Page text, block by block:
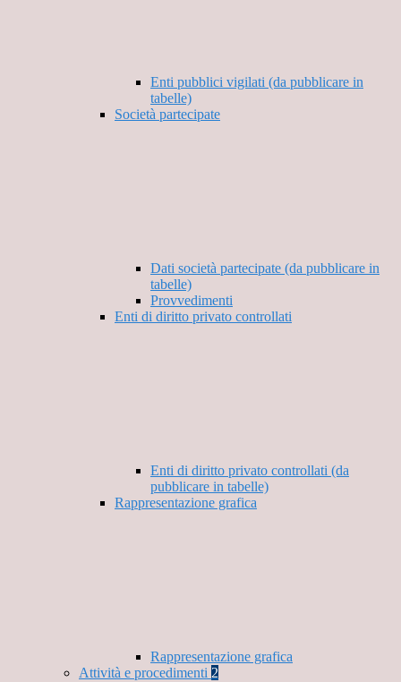
Enti pubblici vigilati (da pubblicare in
tabelle)
Società partecipate
Dati società partecipate (da pubblicare in
tabelle)
Provvedimenti
Enti di diritto privato controllati
Enti di diritto privato controllati (da
pubblicare in tabelle)
Rappresentazione grafica
Rappresentazione grafica
Attività e procedimenti 2